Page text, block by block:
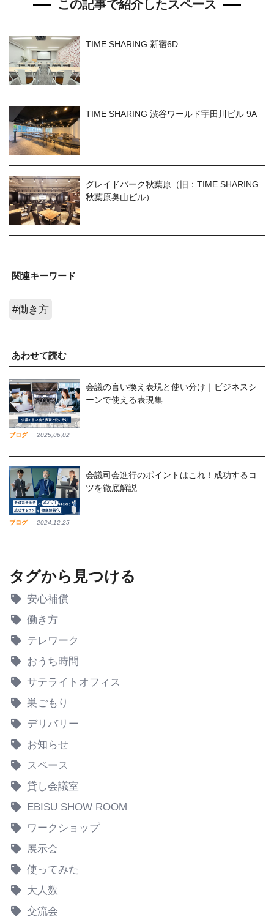
この記事で紹介したスペース
TIME SHARING 新宿6D
TIME SHARING 渋谷ワールド宇田川ビル 9A
グレイドパーク秋葉原（旧：TIME SHARING
秋葉原奥山ビル）
関連キーワード
#働き方
あわせて読む
ブログ 2025,06,02
会議の言い換え表現と使い分け｜ビジネスシ
ーンで使える表現集
ブログ 2024,12,25
会議司会進行のポイントはこれ！成功するコ
ツを徹底解説
タグから見つける
安心補償
働き方
テレワーク
おうち時間
サテライトオフィス
巣ごもり
デリバリー
お知らせ
スペース
貸し会議室
EBISU SHOW ROOM
ワークショップ
展示会
使ってみた
大人数
交流会